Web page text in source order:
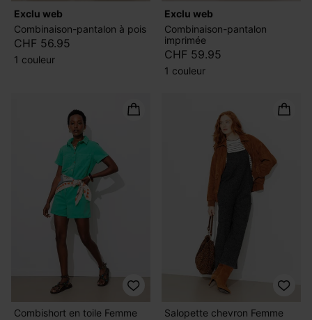
exclu web
Combinaison-pantalon à pois
CHF 56.95
1 couleur
exclu web
Combinaison-pantalon
imprimée
CHF 59.95
1 couleur
Combishort en toile Femme Salopette chevron Femme